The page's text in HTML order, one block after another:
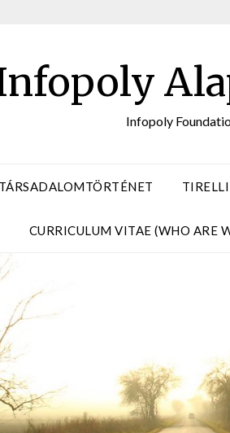
Infopoly
TIRELLI
CURRICULUM VITAE (WHO ARE